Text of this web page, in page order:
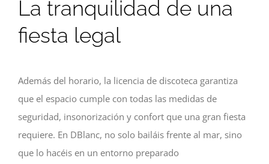
La tranquilidad de una
fiesta legal
Además del horario, la licencia de discoteca garantiza
que el espacio cumple con todas las medidas de
seguridad, insonorización y confort que una gran fiesta
requiere. En DBlanc, no solo bailáis frente al mar, sino
que lo hacéis en un entorno preparado